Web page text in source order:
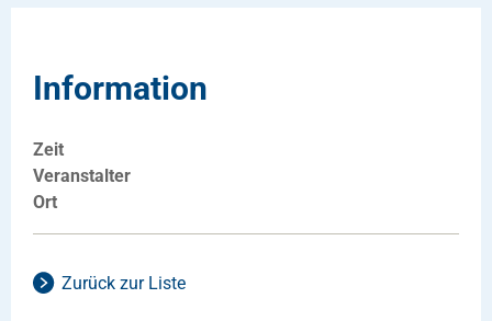
Information
Zeit
Veranstalter
Ort
Zurück zur Liste